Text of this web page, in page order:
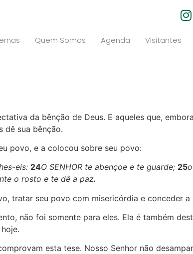
Quem Somos Agenda Visitantes
da bênção de Deus. E aqueles que,
dê sua bênção.
povo, e a colocou sobre seu povo:
eis: 24O SENHOR te abençoe e te guarde; 25
o rosto e te dê a paz.
tratar seu povo com misericórdia e conceder a
não foi somente para eles. Ela é também
esta tese. Nosso Senhor não